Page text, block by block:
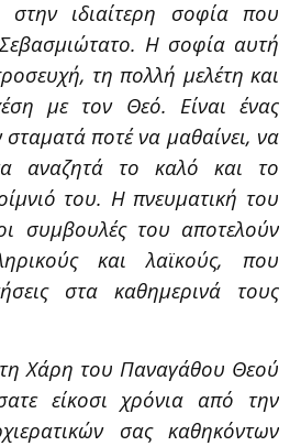
στην ιδιαίτερη σοφία που
Σεβασμιώτατο. Η σοφία αυτή
τη πολλή μελέτη και
με τον Θεό. Είναι ένας
ποτέ να μαθαίνει, να
αναζητά το καλό και το
του. Η πνευματική του
συμβουλές του αποτελούν
και λαϊκούς, που
στα καθημερινά τους
Χάρη του Παναγάθου Θεού
είκοσι χρόνια από την
σας καθηκόντων